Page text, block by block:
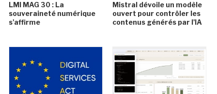
LMI MAG 30 : La
souveraineté numérique
s'affirme
Mistral dévoile un modèle
ouvert pour contrôler les
contenus générés par l'IA